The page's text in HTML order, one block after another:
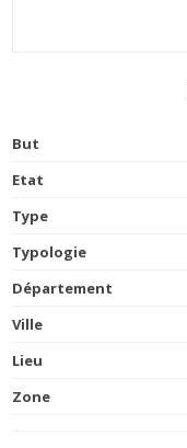
But
Etat
Type
Typologie
Département
Ville
Lieu
Zone